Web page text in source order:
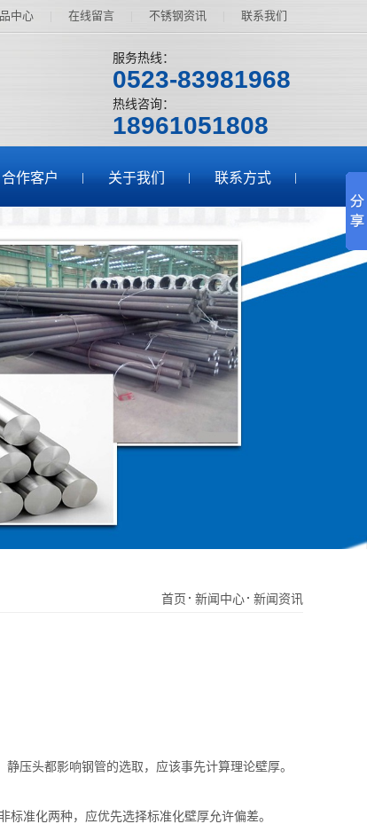
中心 在线留言 不锈钢资讯 联系我们
服务热线：
0523-83981968
热线咨询：
18961051808
合作客户 关于我们 联系方式
首页 新闻中心 新闻资讯
头都影响钢管的选取，应该事先计算理论壁厚。
准化两种，应优先选择标准化壁厚允许偏差。